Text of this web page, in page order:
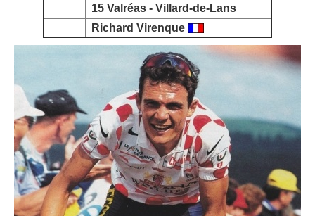
15 Valréas - Villard-de-Lans
Richard Virenque